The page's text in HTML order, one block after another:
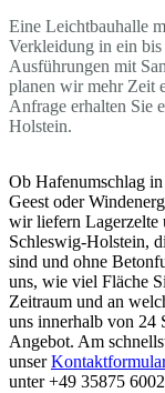
Eine Leichtbauhalle
Verkleidung in ein
Ausführungen mit
planen wir mehr Zeit
Anfrage erhalten Sie
Holstein.
Ob Hafenumschlag
Geest oder
wir liefern Lagerzelte
Schleswig-Holstein,
sind und ohne
uns, wie viel Fläche
Zeitraum und an
uns innerhalb von 24
Angebot. Am
unser
unter +49 35875